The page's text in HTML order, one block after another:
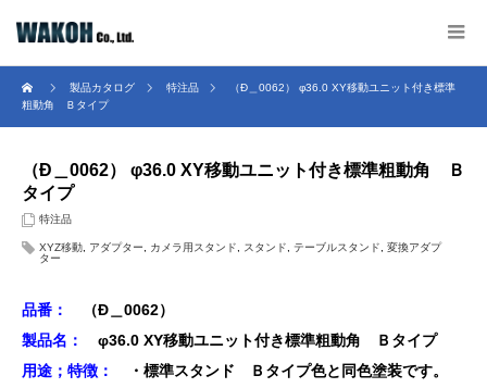
製品カタログ 特注品
（Ð＿0062） φ36.0 XY移動ユニット付き標準
粗動角 Ｂタイプ
（Ð＿0062） φ36.0 XY移動ユニット付き標準粗動角 Ｂ
タイプ
特注品
XYZ移動 アダプター カメラ用スタンド スタンド テーブルスタンド
変換アダプ
ター
品番： （Ð＿0062）
製品名：
φ36.0 XY移動ユニット付き標準粗動角 Ｂタイプ
用途；特徴：
・標準スタンド Ｂタイプ色と同色塗装です。